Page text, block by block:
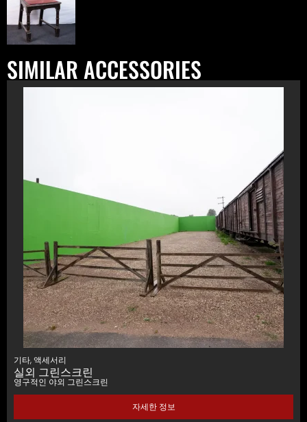
SIMILAR ACCESSORIES
기타,액세서리
실외 그린스크린
영구적인 야외 그린스크린
자세한 정보